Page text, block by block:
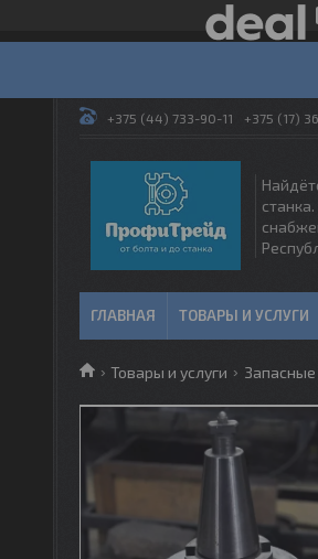
+375 (44) 733-90-11 +375 (17)
ГЛАВНАЯ ТОВАРЫ И УСЛУГИ
Товары и услуги Запасные